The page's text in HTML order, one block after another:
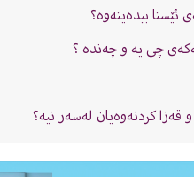
ئێستا بیدەیتەوە؟
چى یه و چەندە‌ ؟
کردنەوەیان لەسەر نیە؟